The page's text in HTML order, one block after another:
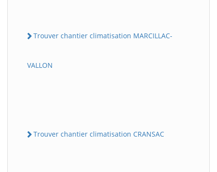
Trouver chantier climatisation MARCILLAC-
VALLON
Trouver chantier climatisation CRANSAC